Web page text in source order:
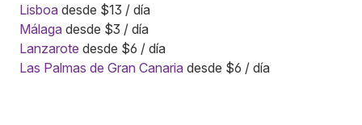
Lisboa desde $13 / día
Málaga desde $3 / día
Lanzarote desde $6 / día
Las Palmas de Gran Canaria desde $6 / día